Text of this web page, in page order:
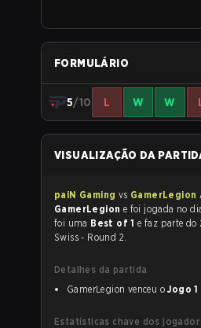
FORMULÁRIO
5/10 L W W
VISUALIZAÇÃO DA
paiN Gaming vs GamerLegion
GamerLegion
e foi jogada no
foi uma Best of 1e faz parte do
Swiss - Round 2.
Detalhes da partida
GamerLegion venceu oJogo 1
Estatísticas chave dos